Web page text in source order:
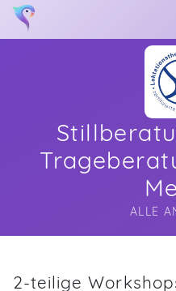
ALLE
2-teilige